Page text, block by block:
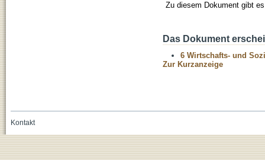
Zu diesem Dokument gibt
Das Dokument
6 Wirtschafts- und
Zur Kurzanzeige
Kontakt